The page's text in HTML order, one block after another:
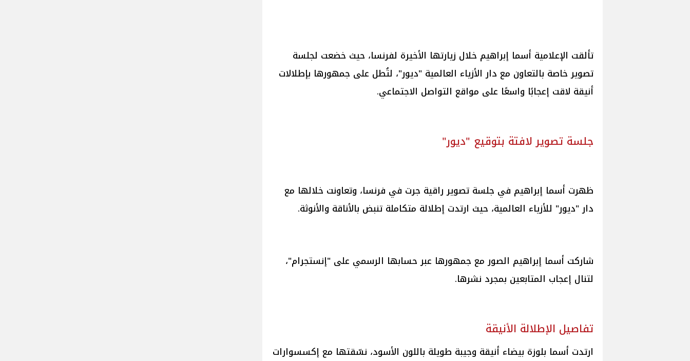
تألقت الإعلامية أسما إبراهيم خلال زيارتها الأخيرة لفرنسا، حيث خضعت لجلسة
تصوير خاصة بالتعاون مع دار الأزياء العالمية "ديور"، لتُطل على جمهورها بإطلالات
أنيقة لاقت إعجابًا واسعًا على مواقع التواصل الاجتماعي.
جلسة تصوير لافتة بتوقيع "ديور"
ظهرت أسما إبراهيم في جلسة تصوير راقية جرت في فرنسا، وتعاونت خلالها مع
دار "ديور" للأزياء العالمية، حيث ارتدت إطلالة متكاملة تنبض بالأناقة والأنوثة.
شاركت أسما إبراهيم الصور مع جمهورها عبر حسابها الرسمي على "إنستجرام"،
لتنال إعجاب المتابعين بمجرد نشرها.
تفاصيل الإطلالة الأنيقة
ارتدت أسما بلوزة بيضاء أنيقة وجيبة طويلة باللون الأسود، نسّقتها مع إكسسوارات